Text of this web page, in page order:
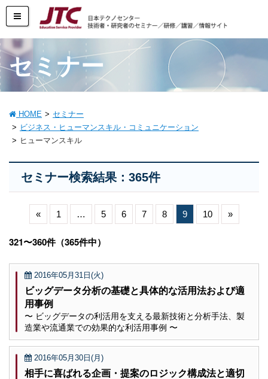
セミナー
HOME
セミナー
ビジネス・ヒューマンスキル・コミュニケーション
ヒューマンスキル
セミナー検索結果：365件
« 1 … 5 6 7 8 9 10 »
321〜360件（365件中）
2016年05月31日(火)
ビッグデータ分析の基礎と具体的な活用法および適
用事例
〜 ビッグデータの利活用を支える最新技術と分析手法、製
造業や流通業での効果的な利活用事例 〜
2016年05月30日(月)
相手に喜ばれる企画・提案のロジック構成法と適切